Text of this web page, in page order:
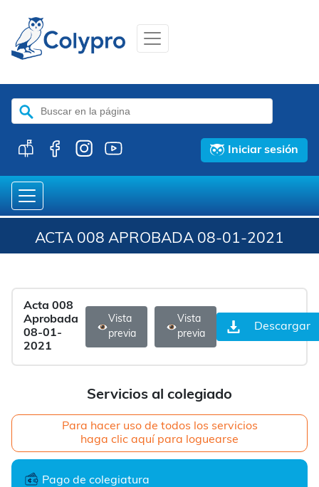
Buscar:
Iniciar sesión
ACTA 008 APROBADA 08-01-2021
Servicios al colegiado
Para hacer uso de todos los servicios
haga clic aquí para loguearse
Pago de colegiatura
Acta 008
Aprobada
08-01-
2021
Vista
previa
Vista
previa
Descargar